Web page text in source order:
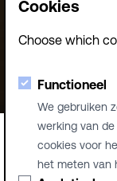
Cookies
Choose which
Functioneel
We gebruiken
werking van
cookies voor
het meten van